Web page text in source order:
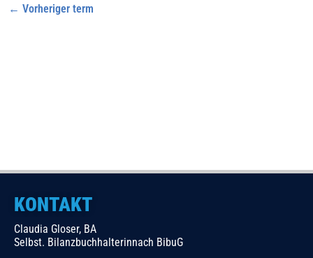
← Vorheriger term
KONTAKT
Claudia Gloser, BA
Selbst. Bilanzbuchhalterinnach BibuG